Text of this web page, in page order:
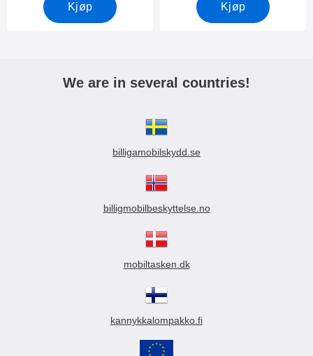
Kjøp Kjøp
We are in several countries!
billigamobilskydd.se
billigmobilbeskyttelse.no
mobiltasken.dk
kannykkalompakko.fi